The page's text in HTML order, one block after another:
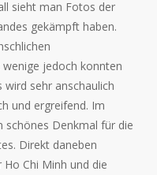
sieht man Fotos der
gekämpft haben.
jedoch konnten
wird sehr anschaulich
und ergreifend. Im
schönes Denkmal für die
Direkt daneben
Chi Minh und die